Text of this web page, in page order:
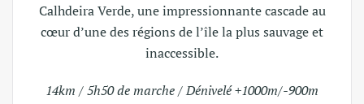
Calhdeira Verde, une impressionnante cascade au
cœur d’une des régions de l’île la plus sauvage et
inaccessible.
14km / 5h50 de marche / Dénivelé +1000m/-900m